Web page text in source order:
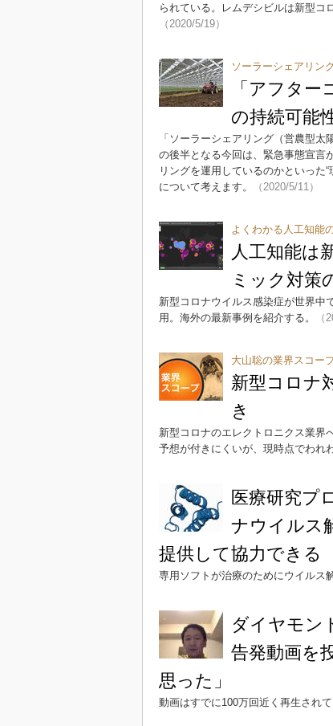
られている。レムデシビルは新型コ
（2020/5/19）
ソーラーシェアリン
「アフタ
の持続可能
「ソーラーシェアリング（営農型
の後半となる今回は、緊急事態宣言
リングを運用しているのかといった
について考えます。
（2020/5/11）
よくわかる人工知能
人工知能は
ミック対策
新型コロナウイルス感染症が世界中
用。海外の最新事例を紹介する。
（
大山聡の業界スコー
新型コロナ
き
新型コロナのエレクトロニクス業界
予想が付きにくいが、現時点でわれ
医療研究プ
ナウイルス
提供して協力できる
専用ソフトが治療のためにウイルス
ダイヤモン
告発動画を
思った」
動画はすでに100万回近く再生されて